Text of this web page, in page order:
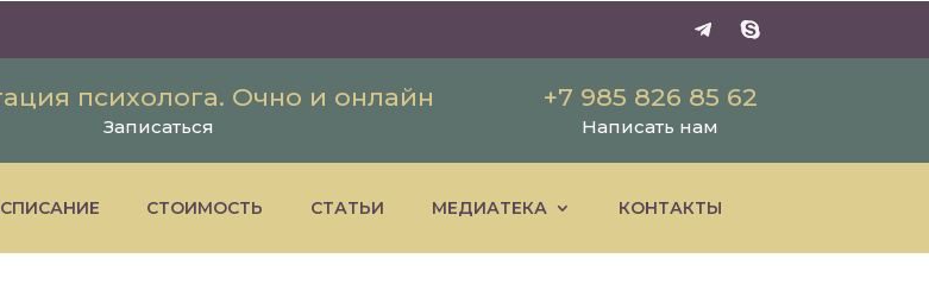
психолога. Очно и онлайн
Записаться
+7 985 826 85 62
Написать нам
СТОИМОСТЬ СТАТЬИ МЕДИАТЕКА КОНТАКТЫ